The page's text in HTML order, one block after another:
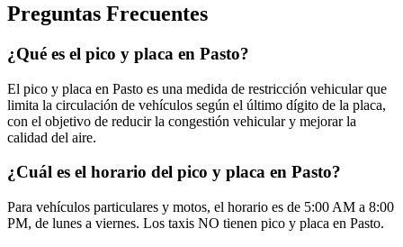
Preguntas Frecuentes
¿Qué es el pico y placa en Pasto?
El pico y placa en Pasto es una medida de restricción vehicular que
limita la circulación de vehículos según el último dígito de la placa,
con el objetivo de reducir la congestión vehicular y mejorar la
calidad del aire.
¿Cuál es el horario del pico y placa en Pasto?
Para vehículos particulares y motos, el horario es de 5:00 AM a 8:00
PM, de lunes a viernes. Los taxis NO tienen pico y placa en Pasto.